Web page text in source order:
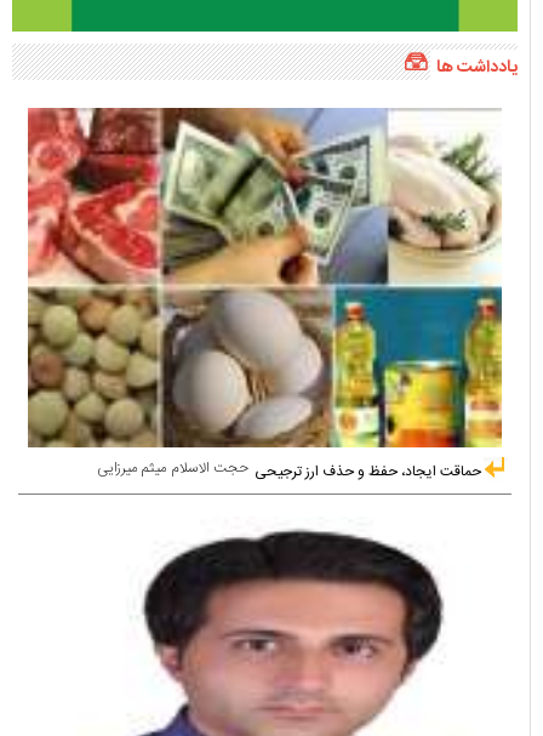
یادداشت ها
حجت الاسلام میثم میرزایی حماقت ایجاد، حفظ و حذف ارز ترجیحی